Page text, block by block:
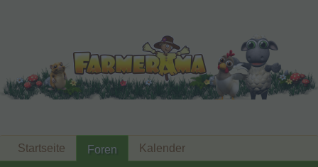
Startseite Foren Kalender